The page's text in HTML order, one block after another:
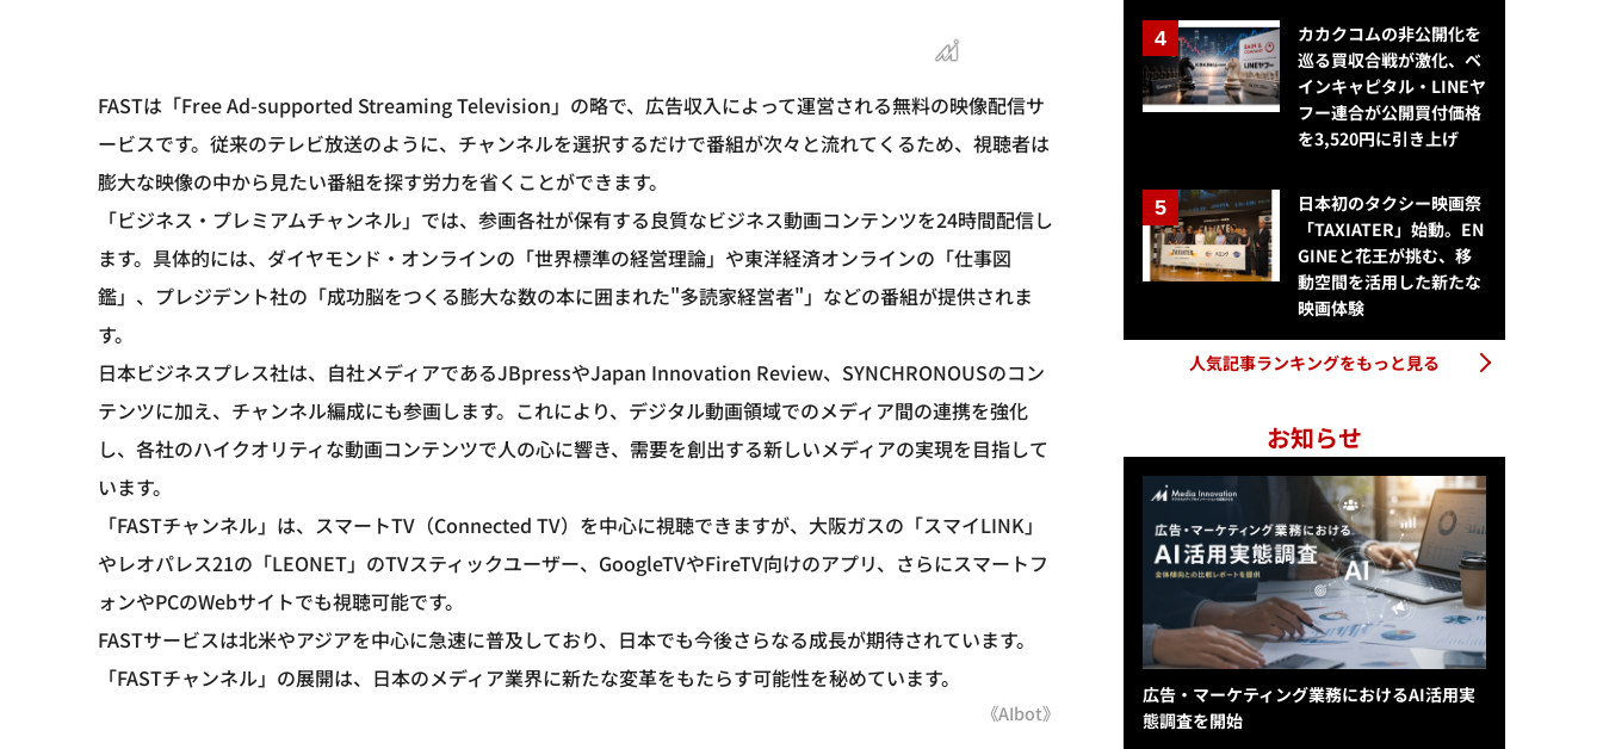
FASTは「Free Ad-supported Streaming Television」の略で、広告収入によって運営される無料の映像配信サ
ービスです。従来のテレビ放送のように、チャンネルを選択するだけで番組が次々と流れてくるため、視聴者は
膨大な映像の中から見たい番組を探す労力を省くことができます。
「ビジネス・プレミアムチャンネル」では、参画各社が保有する良質なビジネス動画コンテンツを24時間配信し
ます。具体的には、ダイヤモンド・オンラインの「世界標準の経営理論」や東洋経済オンラインの「仕事図
鑑」、プレジデント社の「成功脳をつくる膨大な数の本に囲まれた"多読家経営者"」などの番組が提供されま
す。
日本ビジネスプレス社は、自社メディアであるJBpressやJapan Innovation Review、SYNCHRONOUSのコン
テンツに加え、チャンネル編成にも参画します。これにより、デジタル動画領域でのメディア間の連携を強化
し、各社のハイクオリティな動画コンテンツで人の心に響き、需要を創出する新しいメディアの実現を目指して
います。
「FASTチャンネル」は、スマートTV（Connected TV）を中心に視聴できますが、大阪ガスの「スマイLINK」
やレオパレス21の「LEONET」のTVスティックユーザー、GoogleTVやFireTV向けのアプリ、さらにスマートフ
ォンやPCのWebサイトでも視聴可能です。
FASTサービスは北米やアジアを中心に急速に普及しており、日本でも今後さらなる成長が期待されています。
「FASTチャンネル」の展開は、日本のメディア業界に新たな変革をもたらす可能性を秘めています。
《AIbot》
カカクコムの非公開化を
巡る買収合戦が激化、ベ
インキャピタル・LINEヤ
フー連合が公開買付価格
を3,520円に引き上げ
日本初のタクシー映画祭
「TAXIATER」始動。EN
GINEと花王が挑む、移
動空間を活用した新たな
映画体験
人気記事ランキングをもっと見る
お知らせ
広告・マーケティング業務におけるAI活用実
態調査を開始